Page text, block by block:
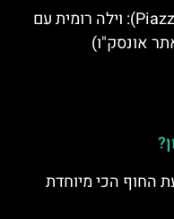
פיאצה ארמרינה (Piazza Armerina): וילה רומית עם
אונסק"ו)
החוף הכי מיוחדת